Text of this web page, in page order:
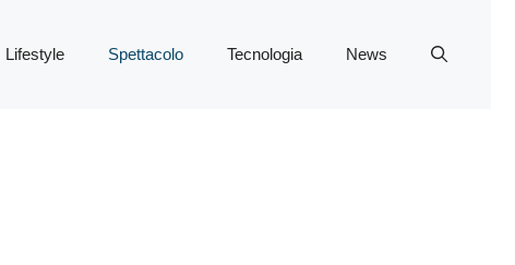
Lifestyle Spettacolo Tecnologia News